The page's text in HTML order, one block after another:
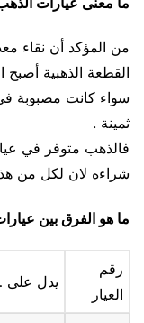
من المؤكد أن نقاء
القطعة الذهبية أصبح
سواء كانت مصبوبة
ثمينة .
فالذهب متوفر في
شراءه لان لكل من هذه
ما هو الفرق بين
رقم
العيار
يدل على